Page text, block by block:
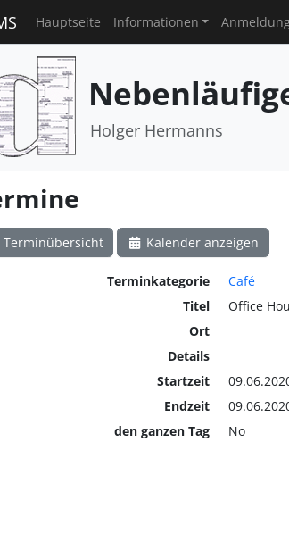
Hauptseite Informationen
Holger Hermanns
Terminübersicht Kalender anzeigen
Terminkategorie
Café
Titel
Office
Ort
Details
Startzeit
Endzeit
den ganzen Tag
No